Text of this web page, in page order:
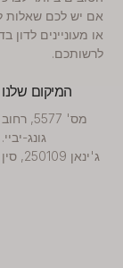
אם יש לכם שאלות
או מעוניינים
לרשותכם.
המיקום שלנו
מס' 5577, רחוב
גונג-יביי.
ג'ינאן 250109, סין